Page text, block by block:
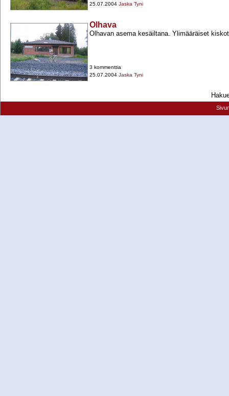
25.07.2004 Jaska Tyni
Olhava
Olhavan asema kesäiltana. Ylimääräiset
3 kommenttia
25.07.2004 Jaska Tyni